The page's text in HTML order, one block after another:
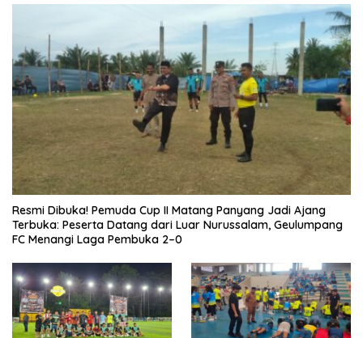
Resmi Dibuka! Pemuda Cup II Matang Panyang Jadi Ajang
Terbuka: Peserta Datang dari Luar Nurussalam, Geulumpang
FC Menangi Laga Pembuka 2–0